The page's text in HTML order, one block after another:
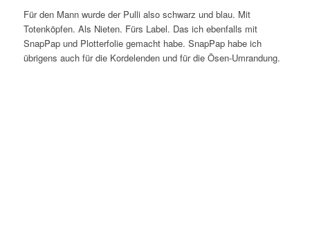
Für den Mann wurde der Pulli also schwarz und blau. Mit
Totenköpfen. Als Nieten. Fürs Label. Das ich ebenfalls mit
SnapPap und Plotterfolie gemacht habe. SnapPap habe ich
übrigens auch für die Kordelenden und für die Ösen-Umrandung.